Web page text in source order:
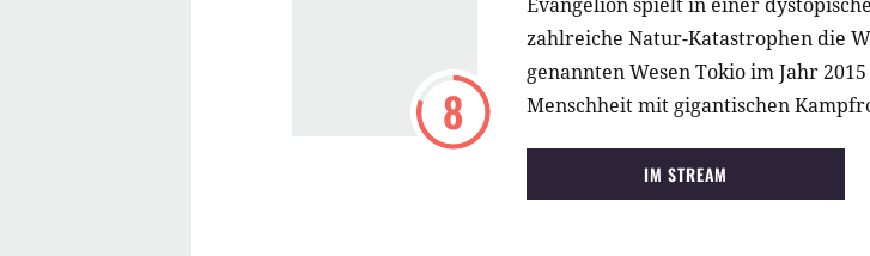
8
zahlreiche Natur-Katastrophen die
genannten Wesen Tokio im Jahr
Menschheit mit gigantischen
IM STREAM